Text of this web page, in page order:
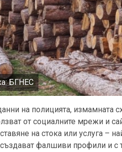
БГНЕС
на полицията, измамната
от социалните мрежи и
на стока или услуга –
създават фалшиви профили и с